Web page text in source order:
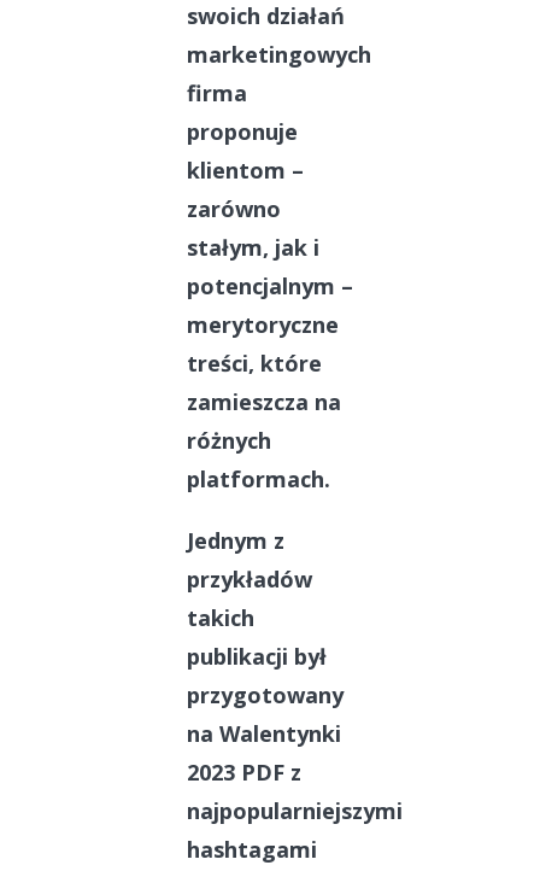
swoich działań
marketingowych
firma
proponuje
klientom –
zarówno
stałym, jak i
potencjalnym –
merytoryczne
treści, które
zamieszcza na
różnych
platformach.
Jednym z
przykładów
takich
publikacji był
przygotowany
na Walentynki
2023 PDF z
najpopularniejszymi
hashtagami